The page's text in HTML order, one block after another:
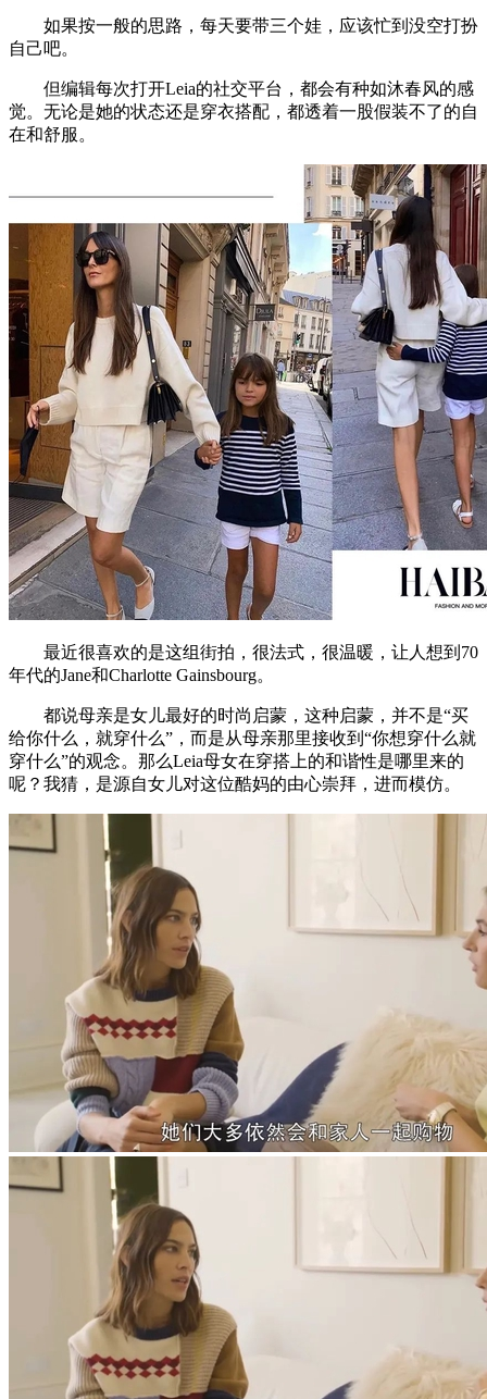
如果按一般的思路，每天要带三个娃，应该忙到没空打扮
自己吧。
但编辑每次打开Leia的社交平台，都会有种如沐春风的感
觉。无论是她的状态还是穿衣搭配，都透着一股假装不了的自
在和舒服。
最近很喜欢的是这组街拍，很法式，很温暖，让人想到70
年代的Jane和Charlotte Gainsbourg。
都说母亲是女儿最好的时尚启蒙，这种启蒙，并不是“买
给你什么，就穿什么”，而是从母亲那里接收到“你想穿什么就
穿什么”的观念。那么Leia母女在穿搭上的和谐性是哪里来的
呢？我猜，是源自女儿对这位酷妈的由心崇拜，进而模仿。